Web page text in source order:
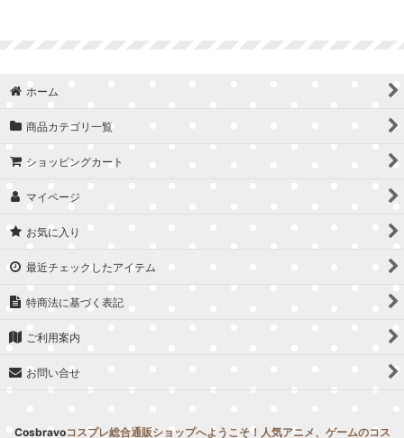
ホーム
商品カテゴリ一覧
ショッピングカート
マイページ
お気に入り
最近チェックしたアイテム
特商法に基づく表記
ご利用案内
お問い合せ
Cosbravoコスプレ総合通販ショップへようこそ！人気アニメ、ゲームのコス